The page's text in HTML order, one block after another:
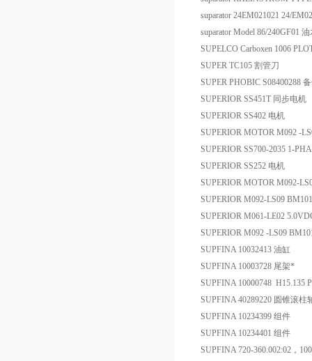
suparator 24EM021021 24/
suparator Model 86/240GF01
SUPELCO Carboxen 1006
SUPER TC105 割管刀
SUPER PHOBIC S08400288
SUPERIOR SS451T 同步电机
SUPERIOR SS402 电机
SUPERIOR MOTOR M092 -
SUPERIOR SS700-2035 1-
SUPERIOR SS252 电机
SUPERIOR MOTOR M092-
SUPERIOR M092-LS09
SUPERIOR M061-LE02
SUPERIOR M092 -LS09
SUPFINA 10032413 油缸
SUPFINA 10003728 尾架*
SUPFINA 10000748 H15.135
SUPFINA 40289220 圆锥滚柱
SUPFINA 10234399 组件
SUPFINA 10234401 组件
SUPFINA 720-360.002:02，